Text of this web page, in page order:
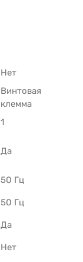
Нет
Винтовая
клемма
1
Да
50 Гц
50 Гц
Да
Нет